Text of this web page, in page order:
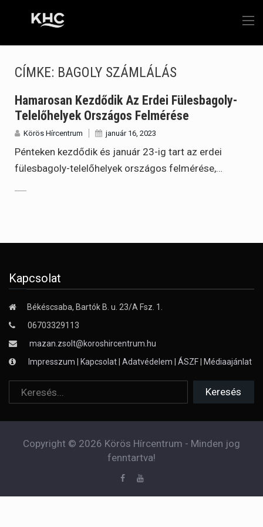
CÍMKE: BAGOLY SZÁMLÁLÁS
Hamarosan Kezdődik Az Erdei Fülesbagoly-
Telelőhelyek Országos Felmérése
Körös Hírcentrum január 16, 2023
Pénteken kezdődik és január 23-ig tart az erdei
fülesbagoly-telelőhelyek országos felmérése,…
Kapcsolat
Békéscsaba, Bartók B. u. 23/A Fsz. 1.
06703329113
mazan.zsolt@koroshircentrum.hu
Impresszum
Kapcsolat Adatvédelem ÁSZF Médiaajánlat
Copyright © 2026 Körös Hírcentrum - Minden jog
fenntartva!